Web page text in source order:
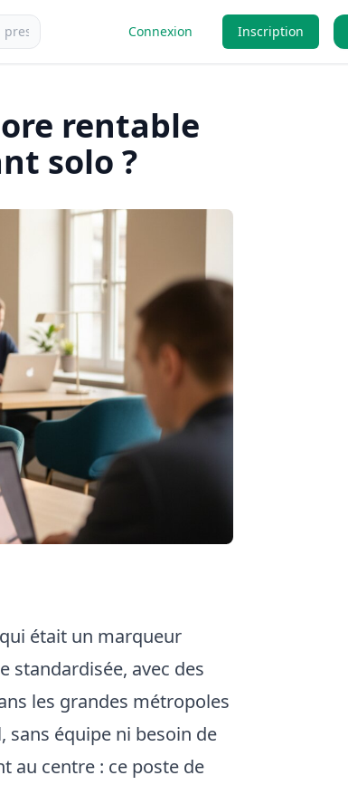
Connexion Inscription
rentable
solo ?
était un marqueur
standardisée, avec des
les grandes métropoles
sans équipe ni besoin de
au centre : ce poste de